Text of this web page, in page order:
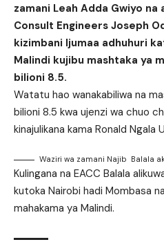
zamani Leah Adda Gwiyo
Consult Engineers Joseph
kizimbani Ijumaa adhuhuri
Malindi kujibu mashtaka ya
bilioni 8.5.
Watatu hao wanakabiliwa na
bilioni 8.5 kwa ujenzi wa chuo
kinajulikana kama Ronald Ngala
Waziri wa zamani Najib Balala
Kulingana na EACC Balala
kutoka Nairobi hadi Mombasa
mahakama ya Malindi.